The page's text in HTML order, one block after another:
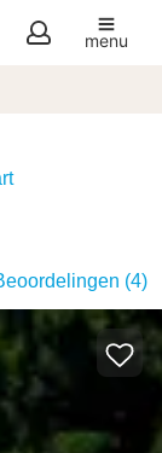
menu
(4)